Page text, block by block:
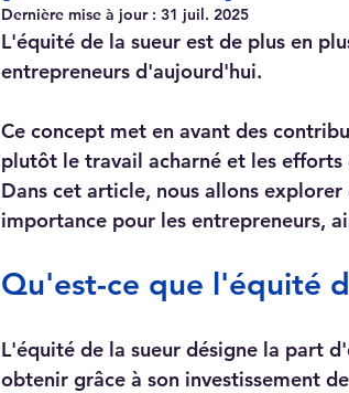
Dernière mise à jour : 31 juil. 2025
L'équité de la sueur est de plus en
entrepreneurs d'aujourd'hui.
Ce concept met en avant des
plutôt le travail acharné et les efforts
Dans cet article, nous allons
importance pour les entrepreneurs,
Qu'est-ce que l'équité
L'équité de la sueur désigne la part
obtenir grâce à son investissement